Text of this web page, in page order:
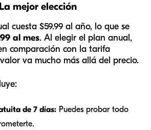
mejor elección
cuesta $59.99 al año, lo que se
al mes. Al elegir el plan anual,
comparación con la tarifa
va mucho más allá del precio.
de 7 días: Puedes probar todo